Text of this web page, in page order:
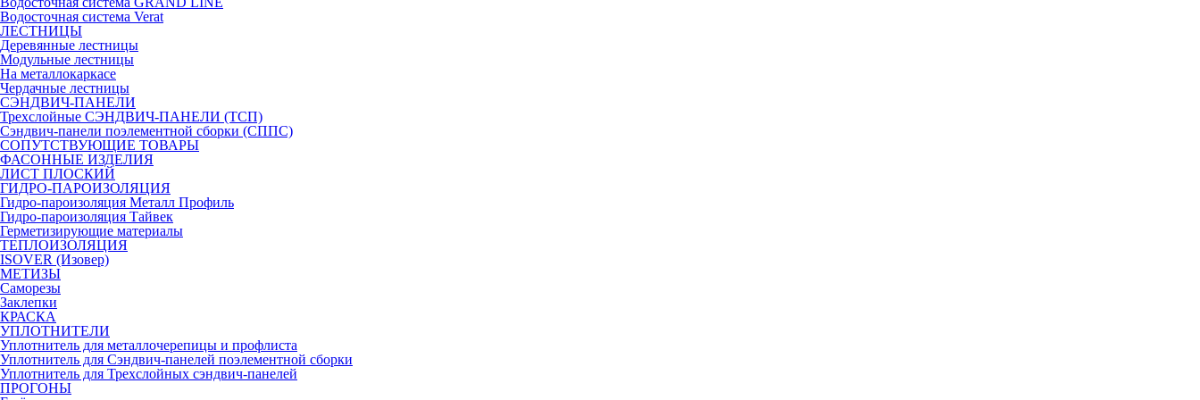
Водосточная система Verat
ЛЕСТНИЦЫ
Деревянные лестницы
Модульные лестницы
На металлокаркасе
Чердачные лестницы
СЭНДВИЧ-ПАНЕЛИ
Трехслойные СЭНДВИЧ-ПАНЕЛИ (ТСП)
Сэндвич-панели поэлементной сборки (СППС)
СОПУТСТВУЮЩИЕ ТОВАРЫ
ФАСОННЫЕ ИЗДЕЛИЯ
ЛИСТ ПЛОСКИЙ
ГИДРО-ПАРОИЗОЛЯЦИЯ
Гидро-пароизоляция Металл Профиль
Гидро-пароизоляция Тайвек
Герметизирующие материалы
ТЕПЛОИЗОЛЯЦИЯ
ISOVER (Изовер)
МЕТИЗЫ
Саморезы
Заклепки
КРАСКА
УПЛОТНИТЕЛИ
Уплотнитель для металлочерепицы и профлиста
Уплотнитель для Сэндвич-панелей поэлементной сборки
Уплотнитель для Трехслойных сэндвич-панелей
ПРОГОНЫ